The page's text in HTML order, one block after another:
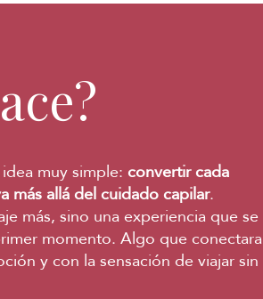
muy simple:convertir cada
más allá del cuidado capilar.
más, sino una experiencia que se
momento. Algo que conectara
y con la sensación de viajar sin